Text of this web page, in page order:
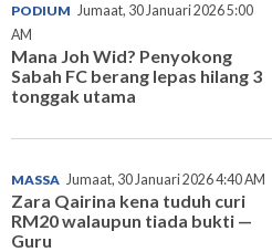
PODIUM Jumaat, 30 Januari 2026 5:00
AM
Mana Joh Wid? Penyokong
Sabah FC berang lepas hilang 3
tonggak utama
MASSA Jumaat, 30 Januari 2026 4:40 AM
Zara Qairina kena tuduh curi
RM20 walaupun tiada bukti —
Guru